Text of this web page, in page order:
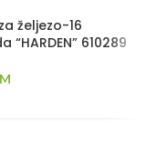
željezo-16
“HARDEN” 610289